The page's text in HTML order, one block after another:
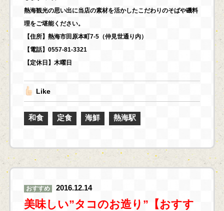
熱海観光の思い出に当店の素材を活かしたこだわりのそばや磯料
理をご堪能ください。
【住所】熱海市田原本町7-5（仲見世通り内）
【電話】0557-81-3321
【定休日】木曜日
Like
和食 定食 海鮮 熱海駅
おすすめ 2016.12.14
美味しい”タコのお造り”【おすす